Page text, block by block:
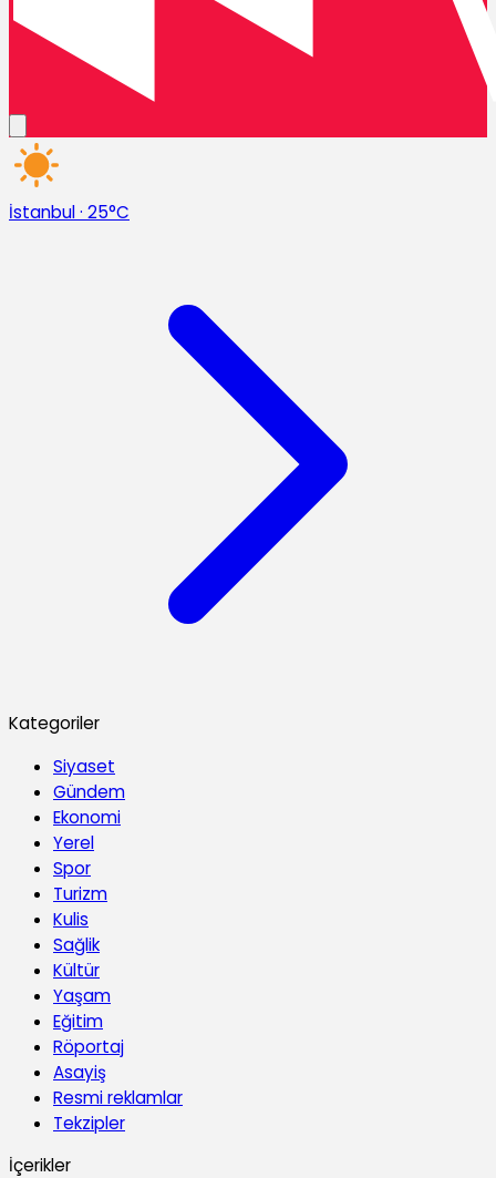
İstanbul· 25°C
Kategoriler
Siyaset
Gündem
Ekonomi
Yerel
Spor
Turizm
Kulis
Sağlik
Kültür
Yaşam
Eğitim
Röportaj
Asayiş
Resmi reklamlar
Tekzipler
İçerikler